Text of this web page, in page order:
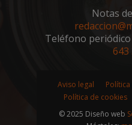
Notas
Teléfono
643
Aviso legal
Política de cookies
© 2025 Diseño web
CookieScriptConsent